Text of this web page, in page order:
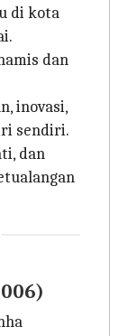
di kota
dan
inovasi,
sendiri.
dan